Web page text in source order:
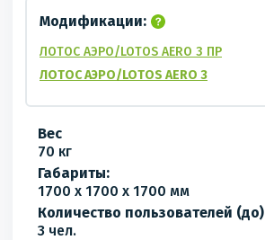
Модификации:
ЛОТОС АЭРО/LOTOS AERO 3 ПР
ЛОТОС АЭРО/LOTOS AERO 3
Вес
70 кг
Габариты:
1700 x 1700 x 1700 мм
Количество пользователей (до)
3 чел.